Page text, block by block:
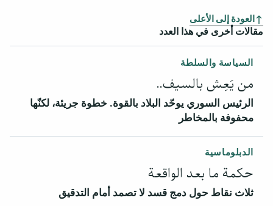
العودة إلى الأعلى
مقالات أخرى في هذا العدد
السياسة والسلطة
من يَعِش بالسيف..
الرئيس السوري يوحّد البلاد بالقوة. خطوة جريئة، لكنّها
محفوفة بالمخاطر
الدبلوماسية
حكمة ما بعد الواقعة
ثلاث نقاط حول دمج قسد لا تصمد أمام التدقيق